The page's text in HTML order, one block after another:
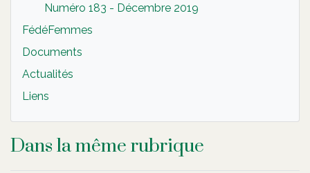
Numéro 183 - Décembre 2019
FédéFemmes
Documents
Actualités
Liens
Dans la même rubrique